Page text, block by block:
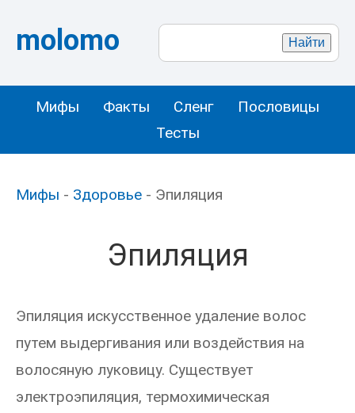
molomo
Мифы Факты Сленг
Пословицы
Тесты
Мифы - Здоровье - Эпиляция
Эпиляция
Эпиляция искусственное удаление волос
путем выдергивания или воздействия на
волосяную луковицу. Существует
электроэпиляция, термохимическая